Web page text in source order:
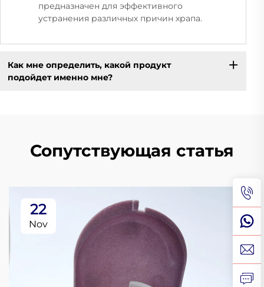
предназначен для эффективного
устранения различных причин храпа.
Как мне определить, какой продукт
подойдет именно мне?
Сопутствующая статья
22
Nov